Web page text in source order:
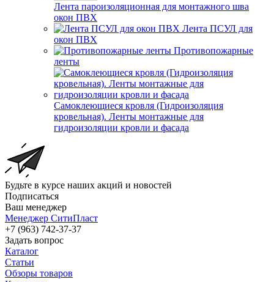
Лента пароизоляционная для монтажного шва
окон ПВХ
Лента ПСУЛ для
окон ПВХ
Противопожарные
ленты
Самоклеющиеся кровля (Гидроизоляция
кровельная). Ленты монтажные для
гидроизоляции кровли и фасада
Будьте в курсе наших акций и новостей
Подписаться
Ваш менеджер
Менеджер СитиПласт
+7 (963) 742-37-37
Задать вопрос
Каталог
Статьи
Обзоры товаров